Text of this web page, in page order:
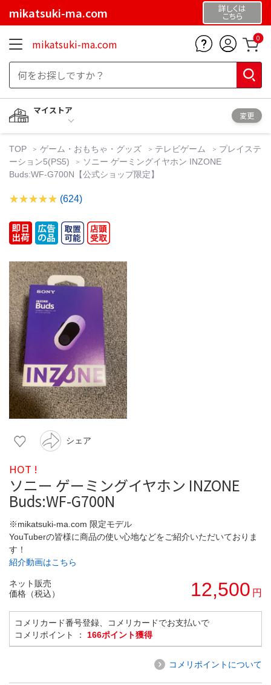
mikatsuki-ma.com 詳しくは
こちら
mikatsuki-ma.com 0
マイストア
変更
TOP ゲーム・おもちゃ・グッズ テレビゲーム
プレイステ
ーション5(PS5)
ソニー ゲーミングイヤホン INZONE
Buds:WF-G700N【公式ショップ限定】
(624)
シェア
HOT !
ソニー ゲーミングイヤホン INZONE
Buds:WF-G700N
※mikatsuki-ma.com 限定モデル
YouTuberの皆様に商品の使い心地などをご紹介いただいておりま
す！
紹介動画はこちら
ネット販売
価格（税込）
12,500 円
コメリカード番号登録、コメリカードでお支払いで
コメリポイント ： 166ポイント獲得
コメリポイントについて